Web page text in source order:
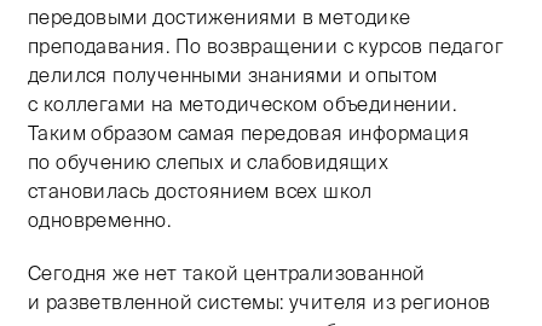
передовыми достижениями в методике
преподавания. По возвращении с курсов педагог
делился полученными знаниями и опытом
с коллегами на методическом объединении.
Таким образом самая передовая информация
по обучению слепых и слабовидящих
становилась достоянием всех школ
одновременно.
Сегодня же нет такой централизованной
и разветвленной системы: учителя из регионов